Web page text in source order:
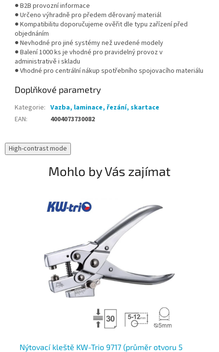
● B2B provozní informace
● Určeno výhradně pro předem děrovaný materiál
● Kompatibilitu doporučujeme ověřit dle typu zařízení před
objednáním
● Nevhodné pro jiné systémy než uvedené modely
● Balení 1000 ks je vhodné pro pravidelný provoz v
administrativě i skladu
● Vhodné pro centrální nákup spotřebního spojovacího materiálu
Doplňkové parametry
Kategorie: Vazba, laminace, řezání, skartace
EAN: 4004073730082
High-contrast mode
Mohlo by Vás zajímat
Nýtovací kleště KW-Trio 9717 (průměr otvoru 5